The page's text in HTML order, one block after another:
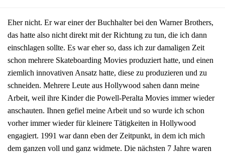
Eher nicht. Er war einer der Buchhalter bei den Warner Brothers,
das hatte also nicht direkt mit der Richtung zu tun, die ich dann
einschlagen sollte. Es war eher so, dass ich zur damaligen Zeit
schon mehrere Skateboarding Movies produziert hatte, und einen
ziemlich innovativen Ansatz hatte, diese zu produzieren und zu
schneiden. Mehrere Leute aus Hollywood sahen dann meine
Arbeit, weil ihre Kinder die Powell-Peralta Movies immer wieder
anschauten. Ihnen gefiel meine Arbeit und so wurde ich schon
vorher immer wieder für kleinere Tätigkeiten in Hollywood
engagiert. 1991 war dann eben der Zeitpunkt, in dem ich mich
dem ganzen voll und ganz widmete. Die nächsten 7 Jahre waren